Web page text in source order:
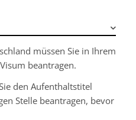
müssen Sie in Ihrem
beantragen.
den Aufenthaltstitel
Stelle beantragen, bevor